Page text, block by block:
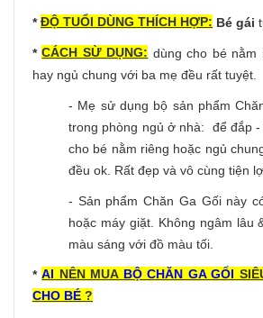
*ĐỘ TUỔI DÙNG THÍCH HỢP: Bé gái
*CÁCH SỪ DỤNG: dùng cho bé nằm
hay ngủ chung với ba mẹ đều rất tuyệt.
- Mẹ sử dụng bộ sản phẩm
trong phòng ngủ ở nhà: để đắp
cho bé nằm riêng hoặc ngủ
đều ok. Rất đẹp và vô cùng tiện
- Sản phẩm Chăn Ga Gối này
hoặc máy giặt. Không ngâm lâu
màu sáng với đồ màu tối.
*AI NÊN MUA BỘ CHĂN GA GỐI
CHO BÉ ?